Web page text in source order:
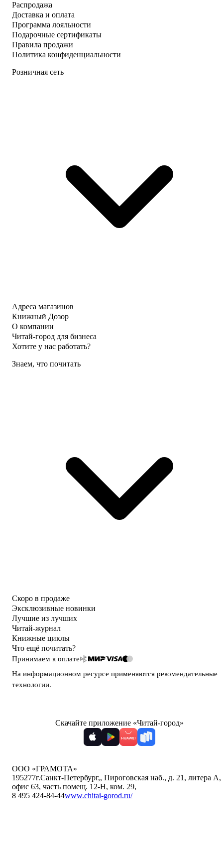
Распродажа
Доставка и оплата
Программа лояльности
Подарочные сертификаты
Правила продажи
Политика конфиденциальности
Розничная сеть
Адреса магазинов
Книжный Дозор
О компании
Читай-город для бизнеса
Хотите у нас работать?
Знаем, что почитать
Скоро в продаже
Эксклюзивные новинки
Лучшие из лучших
Читай-журнал
Книжные циклы
Что ещё почитать?
Принимаем к оплате
На информационном ресурсе применяются рекомендательные
технологии.
Скачайте приложение «Читай-город»
ООО «ГРАМОТА»
195277г.Санкт-Петербург,, Пироговская наб., д. 21, литера А,
офис 63, часть помещ. 12-Н, ком. 29,
8 495 424-84-44www.chitai-gorod.ru/